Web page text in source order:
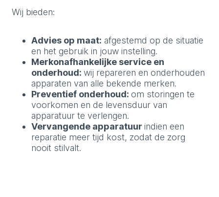
Wij bieden:
Advies op maat: afgestemd op de situatie
en het gebruik in jouw instelling.
Merkonafhankelijke service en
onderhoud: wij repareren en onderhouden
apparaten van alle bekende merken.
Preventief onderhoud: om storingen te
voorkomen en de levensduur van
apparatuur te verlengen.
Vervangende apparatuur indien een
reparatie meer tijd kost, zodat de zorg
nooit stilvalt.